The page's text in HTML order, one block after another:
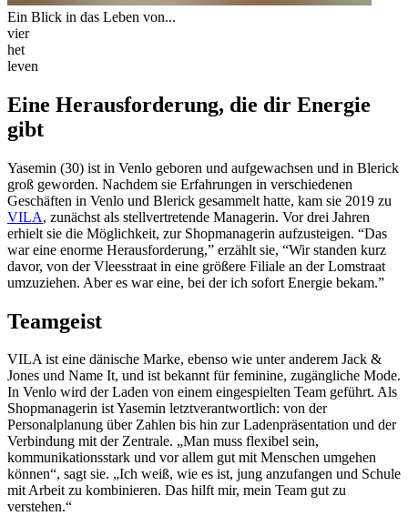
Ein Blick in das Leben von...
vier
het
leven
Eine Herausforderung, die dir Energie
gibt
Yasemin (30) ist in Venlo geboren und aufgewachsen und in Blerick
groß geworden. Nachdem sie Erfahrungen in verschiedenen
Geschäften in Venlo und Blerick gesammelt hatte, kam sie 2019 zu
VILA, zunächst als stellvertretende Managerin. Vor drei Jahren
erhielt sie die Möglichkeit, zur Shopmanagerin aufzusteigen. “Das
war eine enorme Herausforderung,” erzählt sie, “Wir standen kurz
davor, von der Vleesstraat in eine größere Filiale an der Lomstraat
umzuziehen. Aber es war eine, bei der ich sofort Energie bekam.”
Teamgeist
VILA ist eine dänische Marke, ebenso wie unter anderem Jack &
Jones und Name It, und ist bekannt für feminine, zugängliche Mode.
In Venlo wird der Laden von einem eingespielten Team geführt. Als
Shopmanagerin ist Yasemin letztverantwortlich: von der
Personalplanung über Zahlen bis hin zur Ladenpräsentation und der
Verbindung mit der Zentrale. „Man muss flexibel sein,
kommunikationsstark und vor allem gut mit Menschen umgehen
können“, sagt sie. „Ich weiß, wie es ist, jung anzufangen und Schule
mit Arbeit zu kombinieren. Das hilft mir, mein Team gut zu
verstehen.“